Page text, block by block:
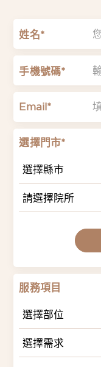
姓名*
手機號碼*
Email*
選擇門市*
選擇縣市
請選擇院所
服務項目
選擇部位
選擇需求